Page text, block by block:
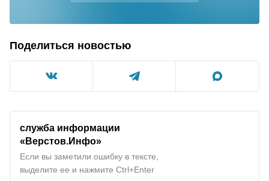
Поделиться новостью
служба информации
«Верстов.Инфо»
Если вы заметили ошибку в тексте,
выделите ее и нажмите Ctrl+Enter